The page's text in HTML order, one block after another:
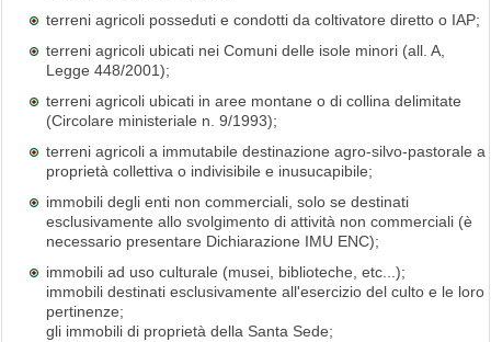
terreni agricoli posseduti e condotti da coltivatore diretto o IAP;
terreni agricoli ubicati nei Comuni delle isole minori (all. A,
Legge 448/2001);
terreni agricoli ubicati in aree montane o di collina delimitate
(Circolare ministeriale n. 9/1993);
terreni agricoli a immutabile destinazione agro-silvo-pastorale a
proprietà collettiva o indivisibile e inusucapibile;
immobili degli enti non commerciali, solo se destinati
esclusivamente allo svolgimento di attività non commerciali (è
necessario presentare Dichiarazione IMU ENC);
immobili ad uso culturale (musei, biblioteche, etc...);
immobili destinati esclusivamente all'esercizio del culto e le loro
pertinenze;
gli immobili di proprietà della Santa Sede;